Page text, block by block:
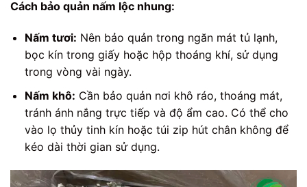
Cách bảo quản nấm lộc nhung:
Nấm tươi: Nên bảo quản trong ngăn mát tủ lạnh,
bọc kín trong giấy hoặc hộp thoáng khí, sử dụng
trong vòng vài ngày.
Nấm khô: Cần bảo quản nơi khô ráo, thoáng mát,
tránh ánh nắng trực tiếp và độ ẩm cao. Có thể cho
vào lọ thủy tinh kín hoặc túi zip hút chân không để
kéo dài thời gian sử dụng.